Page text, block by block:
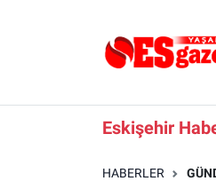
Eskişehir
HABERLER
Eskişehir Nöbetçi